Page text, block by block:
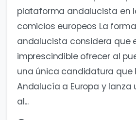
plataforma andalucista en
comicios europeos La
andalucista considera que
imprescindible ofrecer al
una única candidatura que
Andalucía a Europa y
al...